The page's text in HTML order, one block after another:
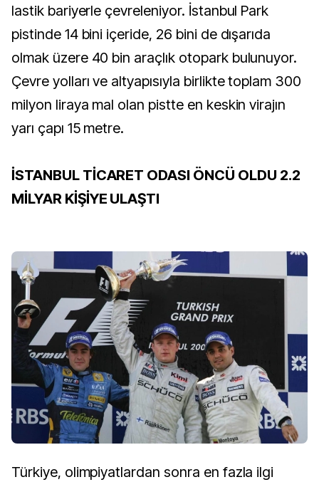
lastik bariyerle çevreleniyor. İstanbul Park
pistinde 14 bini içeride, 26 bini de dışarıda
olmak üzere 40 bin araçlık otopark bulunuyor.
Çevre yolları ve altyapısıyla birlikte toplam 300
milyon liraya mal olan pistte en keskin virajın
yarı çapı 15 metre.
İSTANBUL TİCARET ODASI ÖNCÜ OLDU 2.2
MİLYAR KİŞİYE ULAŞTI
Türkiye, olimpiyatlardan sonra en fazla ilgi